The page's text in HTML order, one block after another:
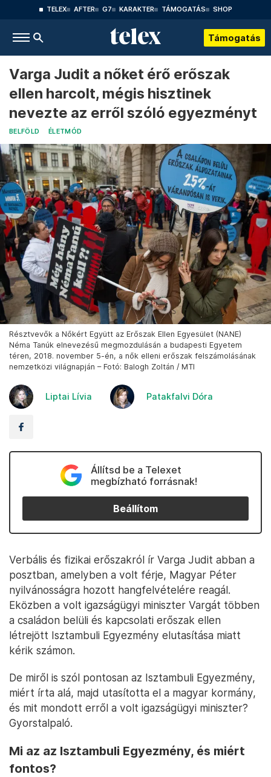
TELEX AFTER G7 KARAKTER TÁMOGATÁS SHOP
Támogatás
Varga Judit a nőket érő erőszak
ellen harcolt, mégis hisztinek
nevezte az erről szóló egyezményt
BELFÖLD ÉLETMÓD
Résztvevők a Nőkért Együtt az Erőszak Ellen Egyesület (NANE)
Néma Tanúk elnevezésű megmozdulásán a budapesti Egyetem
téren, 2018. november 5-én, a nők elleni erőszak felszámolásának
nemzetközi világnapján – Fotó: Balogh Zoltán / MTI
Liptai Lívia Patakfalvi Dóra
Állítsd be a Telexet
megbízható forrásnak!
Beállítom
Verbális és fizikai erőszakról ír Varga Judit abban a
posztban, amelyben a volt férje, Magyar Péter
nyilvánosságra hozott hangfelvételére reagál.
Eközben a volt igazságügyi miniszter Vargát többen
a családon belüli és kapcsolati erőszak ellen
létrejött Isztambuli Egyezmény elutasítása miatt
kérik számon.
De miről is szól pontosan az Isztambuli Egyezmény,
miért írta alá, majd utasította el a magyar kormány,
és mit mondott erről a volt igazságügyi miniszter?
Gyorstalpaló.
Mi az az Isztambuli Egyezmény, és miért
fontos?